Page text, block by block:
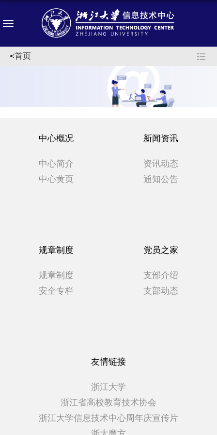
<首页
中心概况
中心简介
中心黄页
新闻资讯
资讯动态
通知公告
规章制度
规章制度
安全专栏
党员之家
支部介绍
支部动态
友情链接
浙江大学
浙江省高校教育技术协会
浙江大学信息技术中心周年庆宣传片